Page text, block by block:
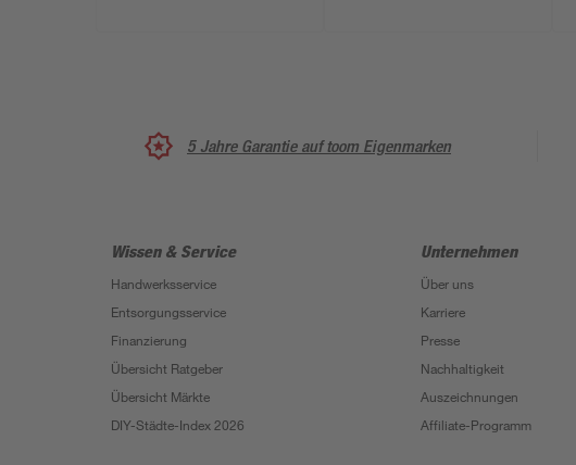
5 Jahre Garantie auf toom Eigenmarken
Wissen & Service
Handwerksservice
Entsorgungsservice
Finanzierung
Übersicht Ratgeber
Übersicht Märkte
DIY-Städte-Index 2026
Unternehmen
Über uns
Karriere
Presse
Nachhaltigkeit
Auszeichnungen
Affiliate-Programm